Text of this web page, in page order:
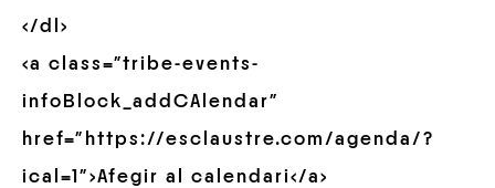
</dl>
<a class=”tribe-events-
infoBlock_addCAlendar”
href=”https://esclaustre.com/agenda/?
ical=1″>Afegir al calendari</a>